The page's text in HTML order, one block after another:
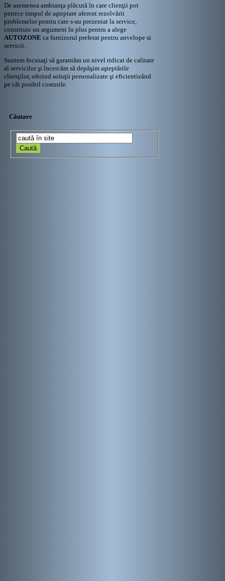
De asemenea ambianţa plăcută în care clienţii pot
petrece timpul de aşteptare aferent rezolvării
problemelor pentru care s-au prezentat la service,
constituie un argument în plus pentru a alege
AUTOZONE ca furnizorul preferat pentru anvelope si
servicii.
Suntem focusaţi să garantăm un nivel ridicat de calitate
al servicilor şi încercăm să depăşim aşteptările
clienţilor, oferind soluţii personalizate şi eficientizând
pe cât posibil costurile.
Căutare